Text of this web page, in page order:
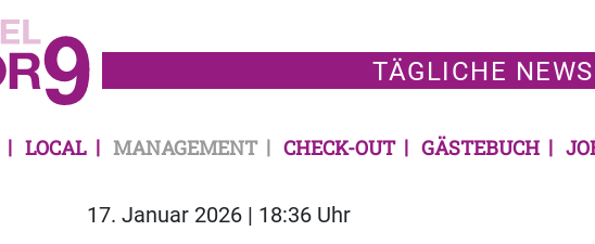
TÄGLICHE
LOCAL MANAGEMENT CHECK-OUT GÄSTEBUCH
17. Januar 2026 | 18:36 Uhr